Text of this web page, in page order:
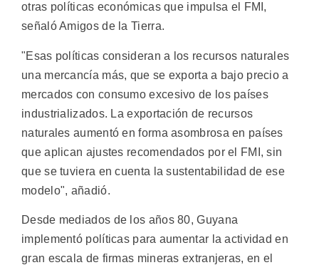
otras políticas económicas que impulsa el FMI,
señaló Amigos de la Tierra.
"Esas políticas consideran a los recursos naturales
una mercancía más, que se exporta a bajo precio a
mercados con consumo excesivo de los países
industrializados. La exportación de recursos
naturales aumentó en forma asombrosa en países
que aplican ajustes recomendados por el FMI, sin
que se tuviera en cuenta la sustentabilidad de ese
modelo", añadió.
Desde mediados de los años 80, Guyana
implementó políticas para aumentar la actividad en
gran escala de firmas mineras extranjeras, en el